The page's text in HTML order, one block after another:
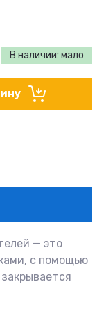
В наличии: мало
— это
с помощью